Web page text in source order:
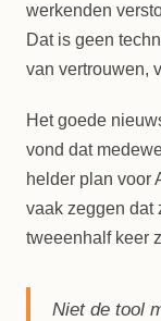
werkenden
Dat is geen
van vertrouwen,
Het goede
vond dat
helder plan voor
vaak zeggen dat
tweeenhalf keer
Niet de tool